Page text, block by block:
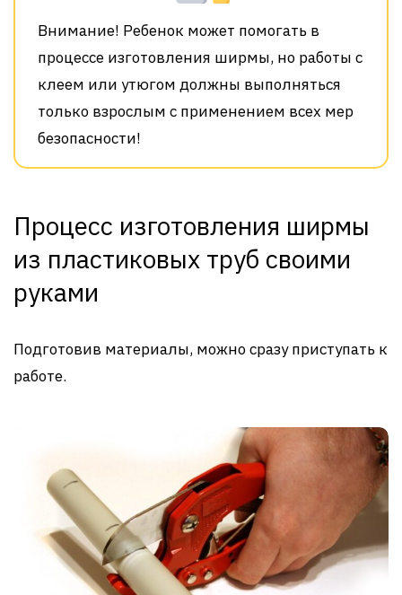
Внимание! Ребенок может помогать в
процессе изготовления ширмы, но работы с
клеем или утюгом должны выполняться
только взрослым с применением всех мер
безопасности!
Процесс изготовления ширмы
из пластиковых труб своими
руками
Подготовив материалы, можно сразу приступать к
работе.